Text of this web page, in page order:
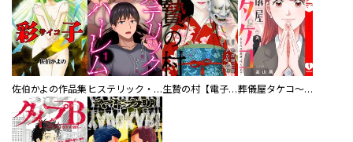
佐伯かよの作品集 ヒステリック・ハーレム～搾られる男と堕ちる女～【電子単行本版】 生贄の村【電子単行本版】 葬儀屋タケコ～あなたの最期、叶えます【電子単行本版】